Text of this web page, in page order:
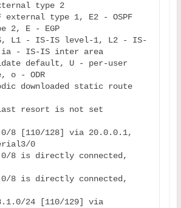
type 2
2, E - EGP
- IS-IS inter area
o - ODR
last resort is not set
8 [110/128] via 20.0.0.1,
0
8 is directly connected,
8 is directly connected,
24 [110/129] via